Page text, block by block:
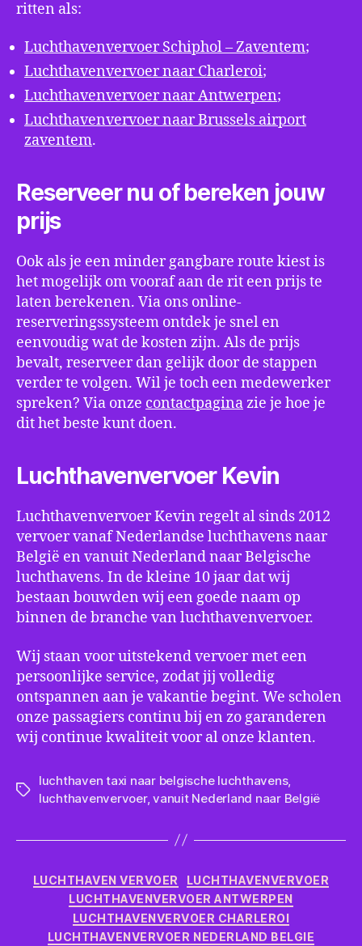
ritten als:
Luchthavenvervoer Schiphol – Zaventem;
Luchthavenvervoer naar Charleroi;
Luchthavenvervoer naar Antwerpen;
Luchthavenvervoer naar Brussels airport
zaventem.
Reserveer nu of bereken jouw
prijs
Ook als je een minder gangbare route kiest is
het mogelijk om vooraf aan de rit een prijs te
laten berekenen. Via ons online-
reserveringssysteem ontdek je snel en
eenvoudig wat de kosten zijn. Als de prijs
bevalt, reserveer dan gelijk door de stappen
verder te volgen. Wil je toch een medewerker
spreken? Via onze contactpaginazie je hoe je
dit het beste kunt doen.
Luchthavenvervoer Kevin
Luchthavenvervoer Kevin regelt al sinds 2012
vervoer vanaf Nederlandse luchthavens naar
België en vanuit Nederland naar Belgische
luchthavens. In de kleine 10 jaar dat wij
bestaan bouwden wij een goede naam op
binnen de branche van luchthavenvervoer.
Wij staan voor uitstekend vervoer met een
persoonlijke service, zodat jij volledig
ontspannen aan je vakantie begint. We scholen
onze passagiers continu bij en zo garanderen
wij continue kwaliteit voor al onze klanten.
Tags
luchthaven taxi naar belgische luchthavens,
luchthavenvervoer,vanuit Nederland naar België
Categorieën
LUCHTHAVEN VERVOER
LUCHTHAVENVERVOER
LUCHTHAVENVERVOER ANTWERPEN
LUCHTHAVENVERVOER CHARLEROI
LUCHTHAVENVERVOER NEDERLAND BELGIE